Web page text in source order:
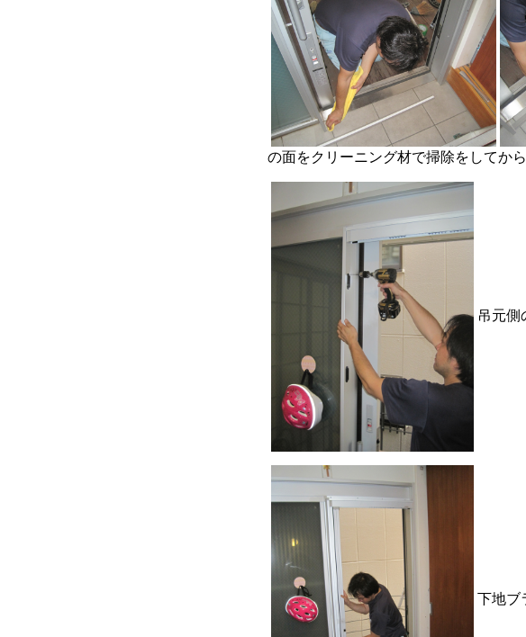
の面をクリーニング材で掃除をしてか
吊元側
下地ブ